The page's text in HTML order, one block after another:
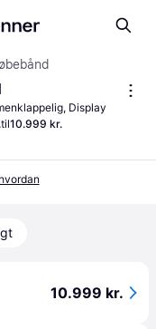
Display
til10.999 kr.
10.999 kr.